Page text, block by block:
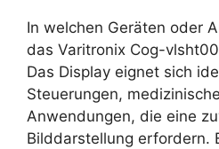
In welchen Geräten oder
das Varitronix Cog-
Das Display eignet sich
Steuerungen,
Anwendungen, die eine
Bilddarstellung erfordern.